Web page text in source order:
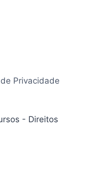
Privacidade
- Direitos